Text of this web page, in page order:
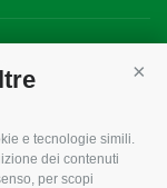
e tecnologie simili.
dei contenuti
per scopi